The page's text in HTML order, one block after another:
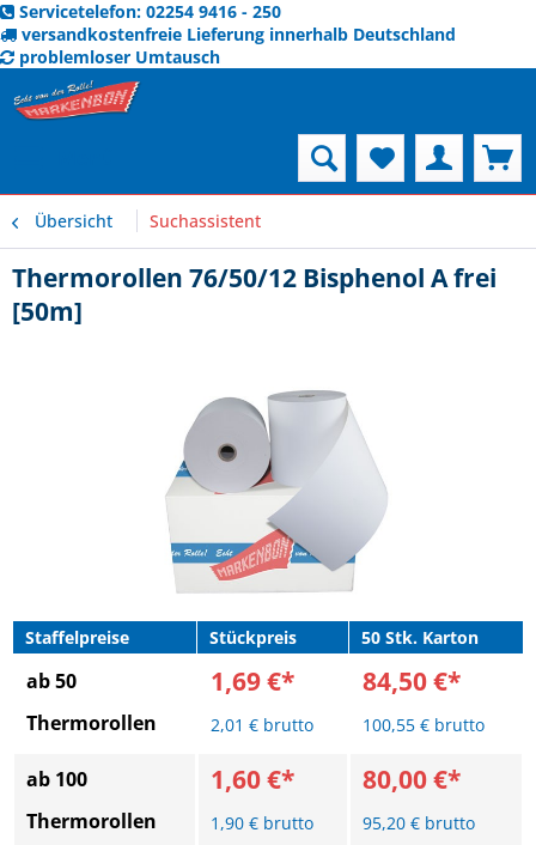
Servicetelefon: 02254 9416 - 250
versandkostenfreie Lieferung innerhalb Deutschland
problemloser Umtausch
Übersicht Suchassistent
Thermorollen 76/50/12 Bisphenol A frei
[50m]
Staffelpreise Stückpreis 50 Stk. Karton
ab 50
Thermorollen
1,69 €*
2,01 € brutto
84,50 €*
100,55 € brutto
ab 100
Thermorollen
1,60 €*
1,90 € brutto
80,00 €*
95,20 € brutto